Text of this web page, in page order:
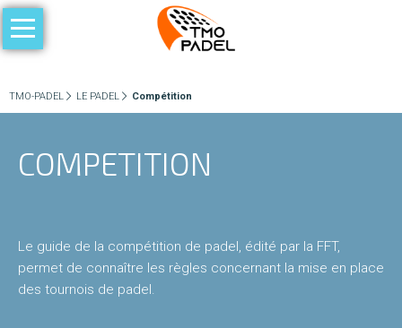
Aller
au
ACCUEIL
LE
PADEL
Les
Niveaux
TMO-PADEL LE PADEL Compétition
COMPETITION
Le guide de la compétition de padel, édité par la FFT,
permet de connaître les règles concernant la mise en place
des tournois de padel.